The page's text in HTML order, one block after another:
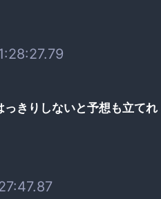
っきりしないと予想も立てれ